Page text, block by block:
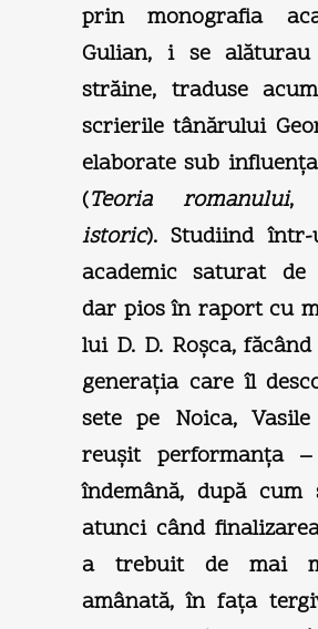
prin monografia
Gulian, i se
străine, traduse
scrierile tânărului
elaborate sub
(Teoria romanului,
istoric). Studiind
academic saturat de
dar pios în raport cu
lui D. D. Roşca,
generaţia care îl
sete pe Noica,
reuşit performanţa
îndemână, după cum
atunci când
a trebuit de mai
amânată, în faţa